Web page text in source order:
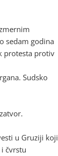
sedam godina
protesta protiv
Sudsko
u Gruziji koji
čvrstu